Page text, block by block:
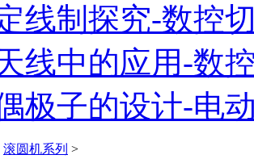
线制探究-数控
线中的应用-数
极子的设计-电
滚圆机系列 >